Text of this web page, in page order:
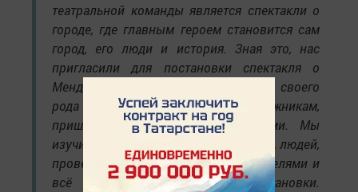
театральной команды является спектакли о
городе, где главным героем становится сам
город, его люди и история. Зная это, нас
пригласили для постановки спектакля о
Менделеевске. Данная работа стала своего
рода экспедицией и нам, художникам,
пришлось стать немого историками. Мы
изучили историю города, его контекст, людей,
провели множество интервью с жителями и
всё это легло в основу постановки.